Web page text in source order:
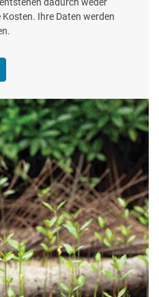
Ihre Daten werden